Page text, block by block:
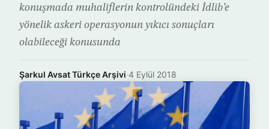
konuşmada muhaliflerin kontrolündeki İdlib’e
yönelik askeri operasyonun yıkıcı sonuçları
olabileceği konusunda
Şarkul Avsat Türkçe Arşivi·4 Eylül 2018